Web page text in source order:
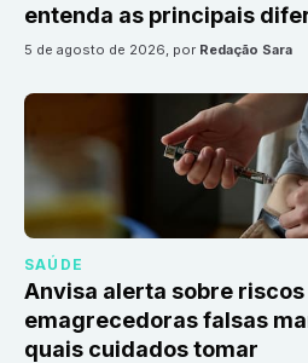
entenda as principais
5 de agosto de 2026, por Redação Sara
SAÚDE
Anvisa alerta sobre
emagrecedoras falsas
quais cuidados tomar